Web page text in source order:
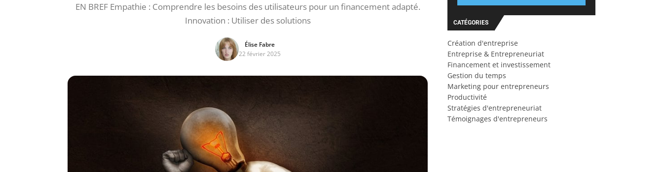
EN BREF Empathie : Comprendre les besoins des utilisateurs pour un financement adapté.
Innovation : Utiliser des solutions
Élise Fabre
22 février 2025
CATÉGORIES
Création d'entreprise
Entreprise & Entrepreneuriat
Financement et investissement
Gestion du temps
Marketing pour entrepreneurs
Productivité
Stratégies d'entrepreneuriat
Témoignages d'entrepreneurs